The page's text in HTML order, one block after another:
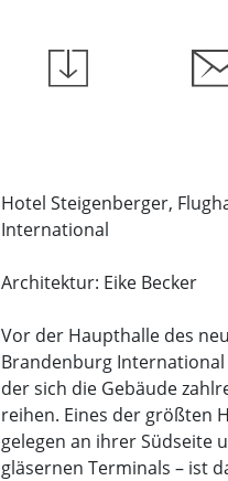
Hotel Steigenberger,
International
Architektur: Eike Becker
Vor der Haupthalle des
Brandenburg International
der sich die Gebäude
reihen. Eines der größten
gelegen an ihrer Südseite
gläsernen Terminals – ist